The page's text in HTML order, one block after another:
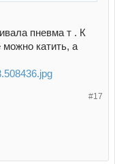
пневма т . К
катить, а
#17